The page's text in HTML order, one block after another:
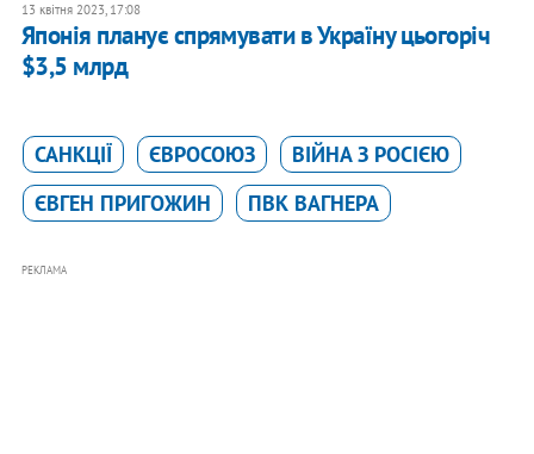
13 квітня 2023, 17:08
Японія планує спрямувати в Україну цьогоріч
$3,5 млрд
САНКЦІЇ ЄВРОСОЮЗ
ВІЙНА З РОСІЄЮ
ЄВГЕН ПРИГОЖИН
ПВК ВАГНЕРА
РЕКЛАМА